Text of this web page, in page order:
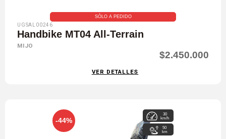
SÓLO A PEDIDO
UGSAL00246
Handbike MT04 All-Terrain
MIJO
$2.450.000
VER DETALLES
-44%
30
km/h
50
km